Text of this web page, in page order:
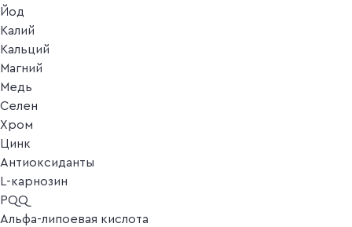
Йод
Калий
Кальций
Магний
Медь
Селен
Хром
Цинк
Антиоксиданты
L-карнозин
PQQ
Альфа-липоевая кислота